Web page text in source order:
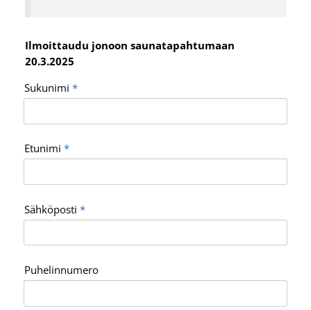
Ilmoittaudu jonoon saunatapahtumaan
20.3.2025
Sukunimi *
Etunimi *
Sähköposti *
Puhelinnumero